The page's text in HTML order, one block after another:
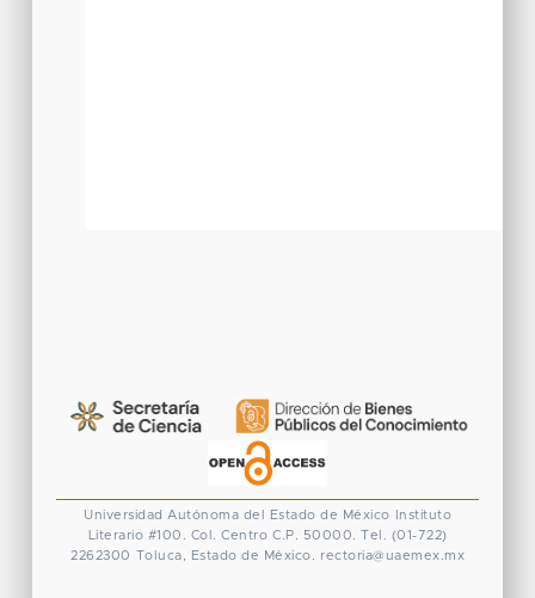
Universidad Autónoma del Estado de México
Instituto
Literario #100. Col. Centro C.P. 50000. Tel. (01-722)
2262300 Toluca, Estado de México. rectoria@uaemex.mx